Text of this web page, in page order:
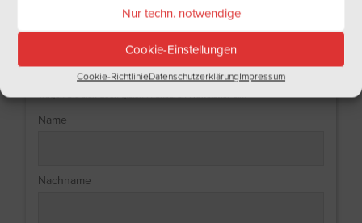
Nur techn. notwendige
Cookie-Einstellungen
Cookie-RichtlinieDatenschutzerklärungImpressum
NEWSLETTER
Haben Sie Lust auf regelmäßige Informationen aus der Welt des Weins?
Tragen Sie sich doch gleich in unseren Newsletter ein!
Name
Nachname